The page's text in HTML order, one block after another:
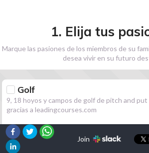
1. Elija tus
Marque las pasiones de los miembros de su
desea vivir en su futuro
Golf
9, 18 hoyos y campos de golf de pitch and put
gracias a leadingcourses.com
Senderismo
Join